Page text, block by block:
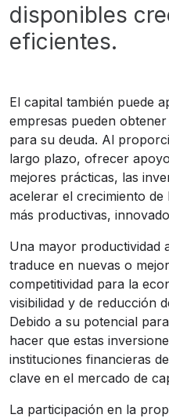
disponibles
eficientes.
El capital también puede
empresas pueden
para su deuda. Al
largo plazo, ofrecer
mejores prácticas, las
acelerar el crecimiento
más productivas,
Una mayor productividad
traduce en nuevas o
competitividad para la
visibilidad y de reducción
Debido a su potencial
hacer que estas
instituciones financieras
clave en el mercado de
La participación en la